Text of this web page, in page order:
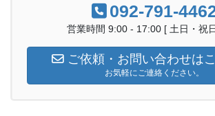
092-791-
営業時間 9:00 - 17:00 [ 土日・祝
ご依頼・お問い合わせは
お気軽にご連絡ください。